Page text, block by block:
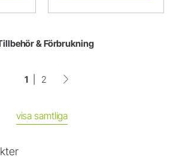
& Förbrukning
1 2
visa samtliga